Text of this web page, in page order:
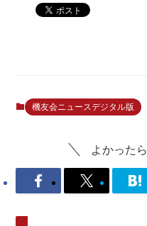
機友会ニュースデジタル版
よかった